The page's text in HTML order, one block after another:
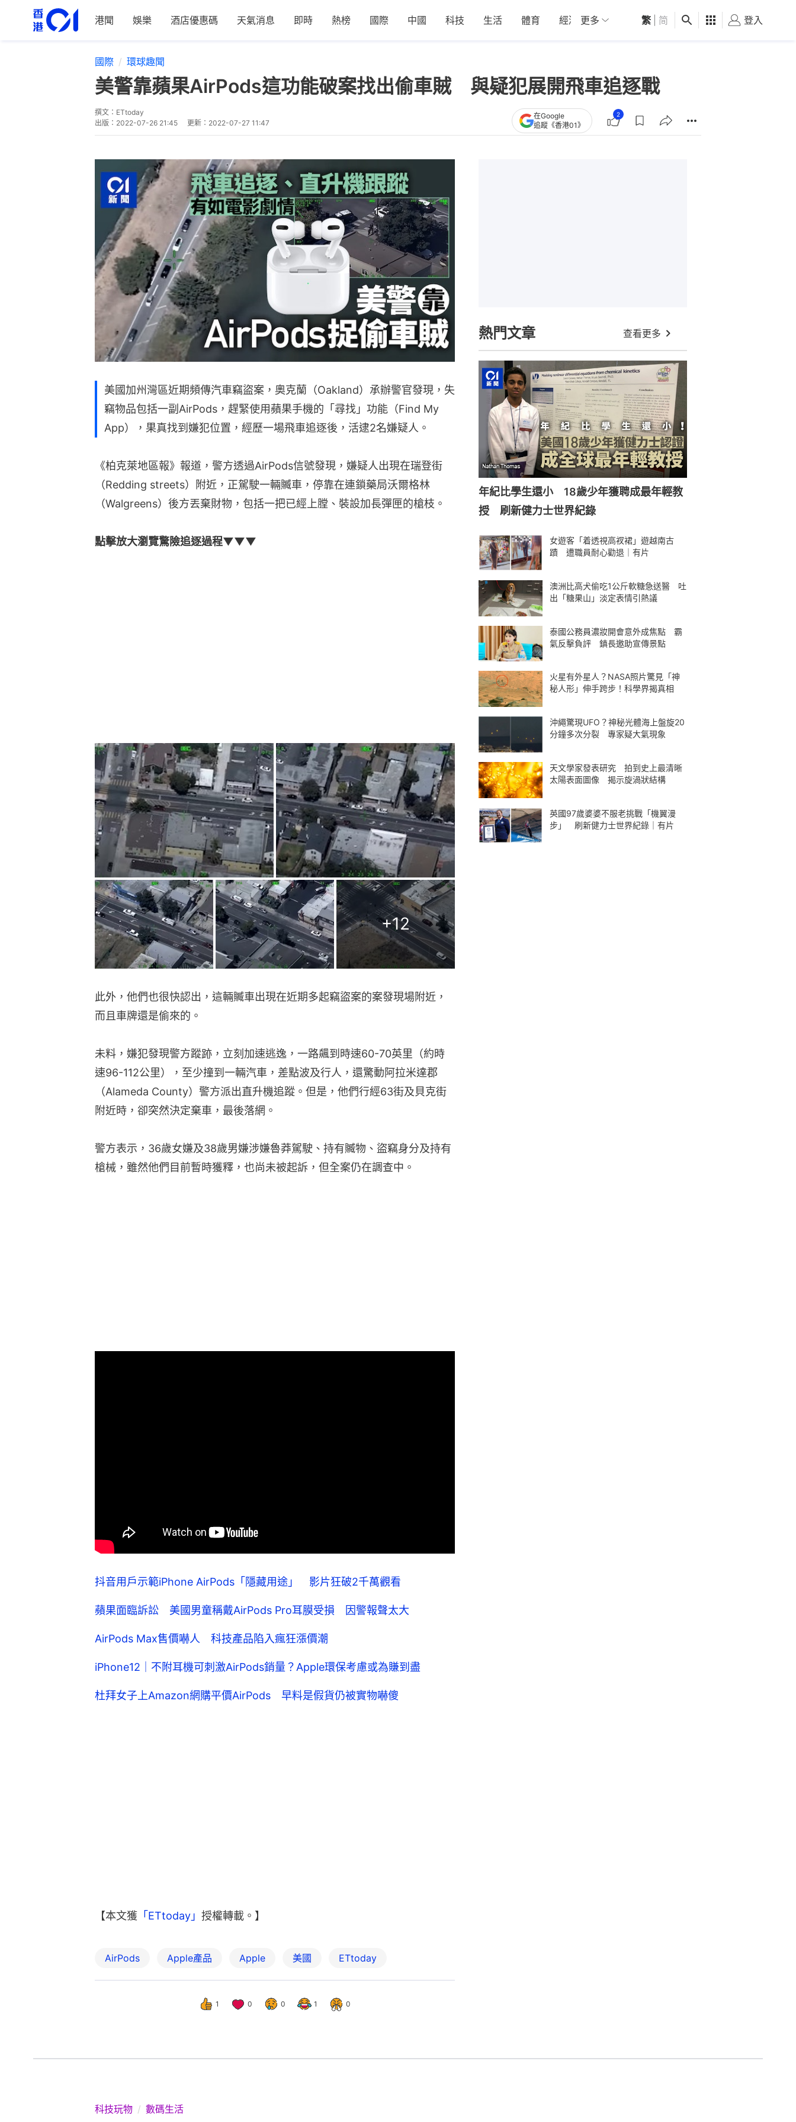
港聞 娛樂 酒店優惠碼 天氣消息 即時 熱榜 國際 中國 科技 生活 體育 經濟 01深圳 觀點 健康 好食玩飛
更多 繁 简 登入
國際 環球趣聞
美警靠蘋果AirPods這功能破案找出偷車賊 與疑犯展開飛車追逐戰
撰文： ETtoday
出版： 2022-07-26 21:45 更新： 2022-07-27 11:47
在Google
追蹤《香港01》
2
美國加州灣區近期頻傳汽車竊盜案，奧克蘭（Oakland）承辦警官發現，失
竊物品包括一副AirPods，趕緊使用蘋果手機的「尋找」功能（Find My
App），果真找到嫌犯位置，經歷一場飛車追逐後，活逮2名嫌疑人。
《柏克萊地區報》報道，警方透過AirPods信號發現，嫌疑人出現在瑞登街
（Redding streets）附近，正駕駛一輛贓車，停靠在連鎖藥局沃爾格林
（Walgreens）後方丟棄財物，包括一把已經上膛、裝設加長彈匣的槍枝。
點擊放大瀏覽驚險追逐過程▼▼▼
+12
此外，他們也很快認出，這輛贓車出現在近期多起竊盜案的案發現場附近，
而且車牌還是偷來的。
未料，嫌犯發現警方蹤跡，立刻加速逃逸，一路飆到時速60-70英里（約時
速96-112公里），至少撞到一輛汽車，差點波及行人，還驚動阿拉米達郡
（Alameda County）警方派出直升機追蹤。但是，他們行經63街及貝克街
附近時，卻突然決定棄車，最後落網。
警方表示，36歲女嫌及38歲男嫌涉嫌魯莽駕駛、持有贓物、盜竊身分及持有
槍械，雖然他們目前暫時獲釋，也尚未被起訴，但全案仍在調查中。
抖音用戶示範iPhone AirPods「隱藏用途」 影片狂破2千萬觀看
蘋果面臨訴訟 美國男童稱戴AirPods Pro耳膜受損 因警報聲太大
AirPods Max售價嚇人 科技產品陷入瘋狂漲價潮
iPhone12｜不附耳機可刺激AirPods銷量？Apple環保考慮或為賺到盡
杜拜女子上Amazon網購平價AirPods 早料是假貨仍被實物嚇傻
【本文獲 「ETtoday」 授權轉載。】
AirPods Apple產品 Apple 美國 ETtoday
1 0 0 1 0
熱門文章 查看更多
年紀比學生還小 18歲少年獲聘成最年輕教
授 刷新健力士世界紀錄
女遊客「着透視高衩裙」遊越南古
蹟 遭職員耐心勸退｜有片
澳洲比高犬偷吃1公斤軟糖急送醫 吐
出「糖果山」淡定表情引熱議
泰國公務員濃妝開會意外成焦點 霸
氣反擊負評 鎮長邀助宣傳景點
火星有外星人？NASA照片驚見「神
秘人形」伸手跨步！科學界揭真相
沖繩驚現UFO？神秘光體海上盤旋20
分鐘多次分裂 專家疑大氣現象
天文學家發表研究 拍到史上最清晰
太陽表面圖像 揭示旋渦狀結構
英國97歲婆婆不服老挑戰「機翼漫
步」 刷新健力士世界紀錄｜有片
科技玩物 數碼生活